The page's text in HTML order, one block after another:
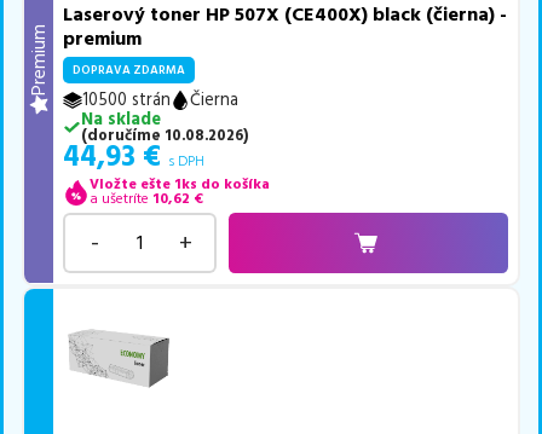
Premium
Laserový toner HP 507X (CE400X) black (čierna) -
premium
DOPRAVA ZDARMA
10500 strán
Čierna
Na sklade
(doručíme 10.08.2026)
44,93 € s DPH
Vložte ešte 1ks do košíka
a ušetríte 10,62 €
- +